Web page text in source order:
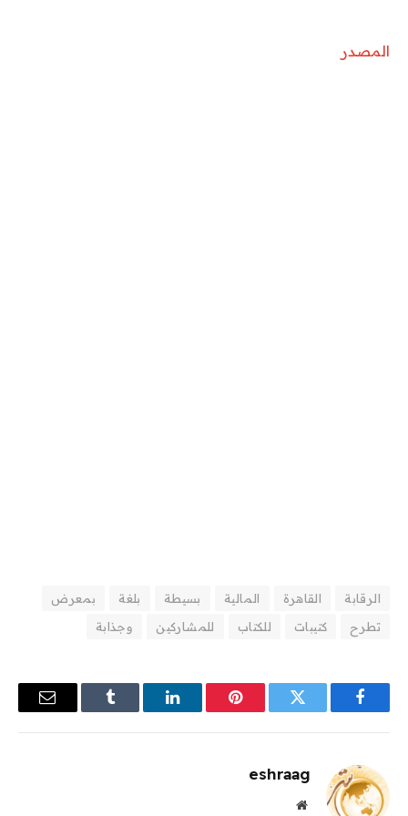
المصدر
الرقابة القاهرة المالية بسيطة بلغة
بمعرض
تطرح
كتيبات للكتاب للمشاركين وجذابة
فيسبوك تويتر بينتيريستلينكدإن Tumblr
البريد
eshraag
موقع